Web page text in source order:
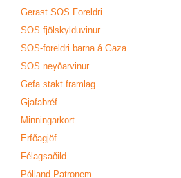
Ger­ast SOS For­eldri
SOS fjöl­skyldu­vin­ur
SOS-for­eldri barna á Gaza
SOS neyð­ar­vin­ur
Gefa stakt fram­lag
Gjafa­bréf
Minn­ing­ar­kort
Erfða­gjöf
Fé­lags­að­ild
Pól­land Patronem